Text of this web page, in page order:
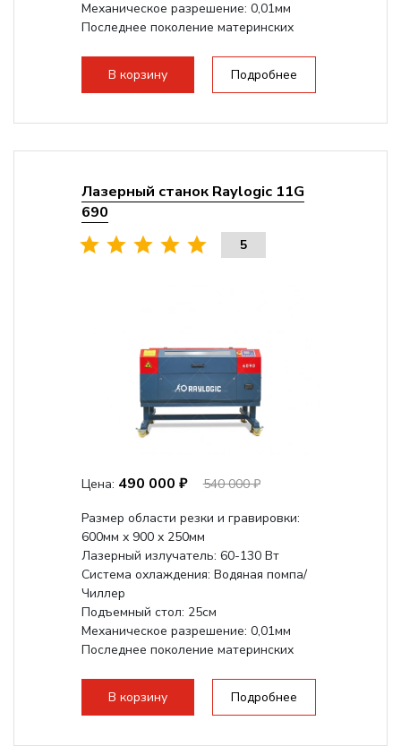
Механическое разрешение: 0,01мм
Последнее поколение материнских
В корзину Подробнее
Лазерный станок Raylogic 11G
690
5
Цена: 490 000 ₽
540 000 ₽
Размер области резки и гравировки:
600мм х 900 х 250мм
Лазерный излучатель: 60-130 Вт
Система охлаждения: Водяная помпа/
Чиллер
Подъемный стол: 25см
Механическое разрешение: 0,01мм
Последнее поколение материнских
В корзину Подробнее